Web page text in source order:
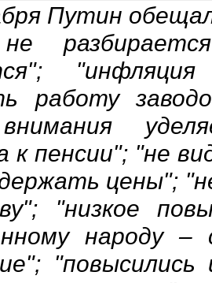
Путин
работу
к пенсии"; "не
цены";
"низкое
народу